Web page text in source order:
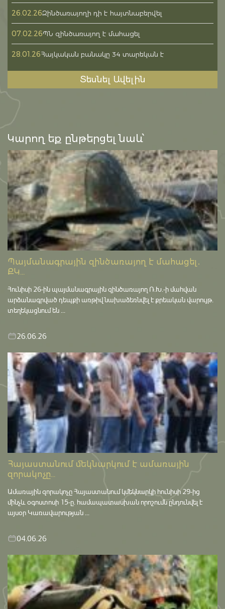
26.02.26Զինծառայողի դի է հայտնաբերվել
07.02.26ՊՆ զինծառայող է մահացել
28.01.26Հայկական բանակը 34 տարեկան է
Տեսնել Ավելին
Կարող եք ընթերցել նաև՝
Պայմանագրային զինծառայող է մահացել․
ՔԿ...
Հունիսի 26-ին պայմանագրային զինծառայող Ռ.Խ.-ի մահվան
արձանագրված դեպքի առթիվ նախաձեռնվել է քրեական վարույթ․
տեղեկացնում են ...
26.06.26
Հայաստանում մեկնարկում է ամառային
զորակոչը...
Ամառային զորակոչը Հայաստանում կմեկնարկի հունիսի 29-ից
մինչև օգոստոսի 15-ը․ համապատասխան որոշումն ընդունվել է
այսօր Կառավարության ...
04.06.26